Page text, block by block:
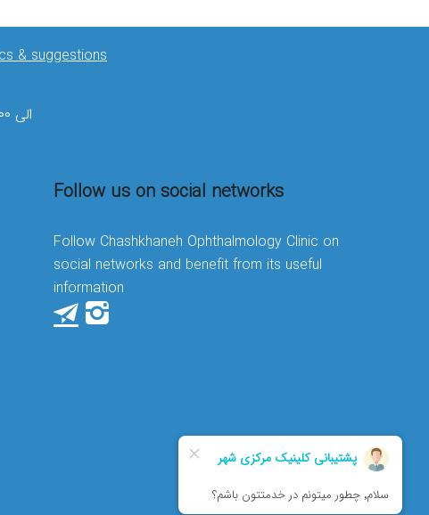
& suggestions
۷:۳۰ الی ۱۴:۰۰
Follow us on social networks
Follow Chashkhaneh Ophthalmology Clinic on
social networks and benefit from its useful
information